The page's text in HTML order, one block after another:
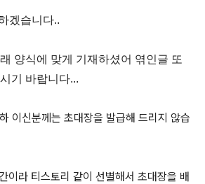
겠습니다..
양식에 맞게 기재하셨어 엮인글 또
기 바랍니다...
이신분께는 초대장을 발급해 드리지 않습
이라 티스토리 같이 선별해서 초대장을 배